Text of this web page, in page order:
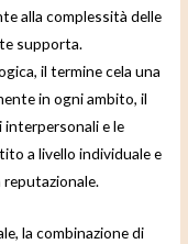
alla complessità delle
supporta.
il termine cela una
in ogni ambito, il
interpersonali e le
a livello individuale e
la combinazione di